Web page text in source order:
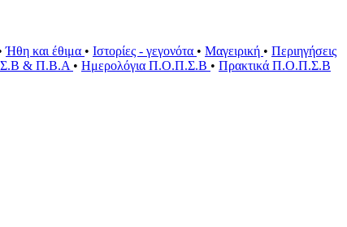
Ήθη και έθιμα • Ιστορίες - γεγονότα • Μαγειρική • Περιηγήσεις
& Π.Β.Α • Ημερολόγια Π.Ο.Π.Σ.Β • Πρακτικά Π.Ο.Π.Σ.Β